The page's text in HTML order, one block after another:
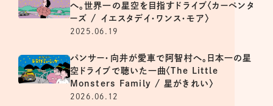
へ。世界一の星空を目指すドライブ〈カーペンタ
ーズ / イエスタデイ・ワンス・モア〉
2025.06.19
パンサー・向井が愛車で阿智村へ。日本一の星
空ドライブで聴いた一曲〈The Little
Monsters Family / 星がきれい〉
2026.06.12